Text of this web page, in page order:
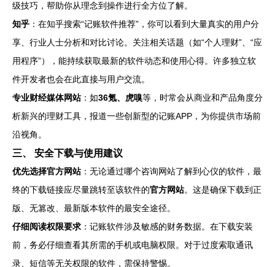
级技巧，帮助你从理念到操作进行全方位了解。
知乎 ：在知乎搜索“记账软件推荐”，你可以看到大量真实的用户分
享、行业人士分析和对比讨论。关注相关话题（如“个人理财”、“应
用程序”），能持续获取最新的软件动态和使用心得。许多独立软
件开发者也会在此直接与用户交流。
专业财经媒体网站：如36氪、虎嗅等，时常会从商业和产品角度分
析新兴的理财工具，报道一些创新型的记账APP，为你提供市场前
沿视角。
三、 安全下载与使用建议
优先选择官方网站：无论通过哪个咨询网站了解到心仪的软件，最
终的下载链接应尽量跳转至该软件的官方网站。这是确保下载到正
版、无篡改、最新版本软件的最安全途径。
仔细阅读权限要求 ：记账软件涉及敏感的财务数据。在下载安装
前，务必仔细查看其所需的手机或电脑权限。对于过度索取通讯
录、短信等无关权限的软件，需保持警惕。